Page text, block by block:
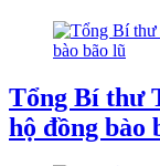
Tổng Bí thư
hộ đồng bào